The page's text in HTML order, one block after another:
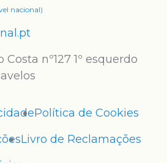
nacional)
nº127 1º esquerdo
Política de Cookies
Livro de Reclamações